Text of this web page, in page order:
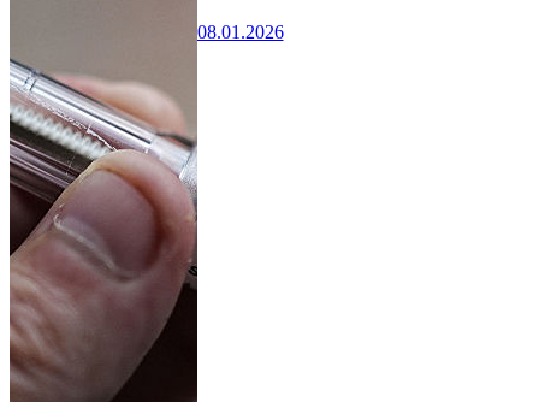
08.01.2026